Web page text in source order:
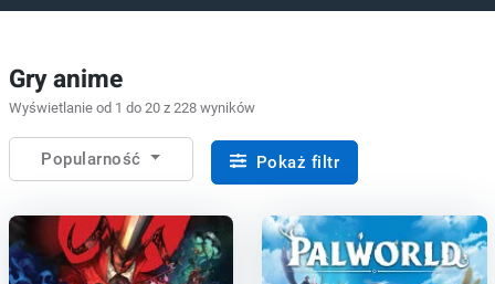
Gry anime
Wyświetlanie od 1 do 20 z 228 wyników
Popularność Pokaż filtr